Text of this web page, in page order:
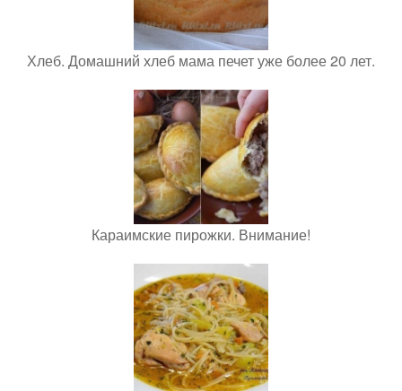
Хлеб. Домашний хлеб мама печет уже более 20 лет.
Караимские пирожки. Внимание!